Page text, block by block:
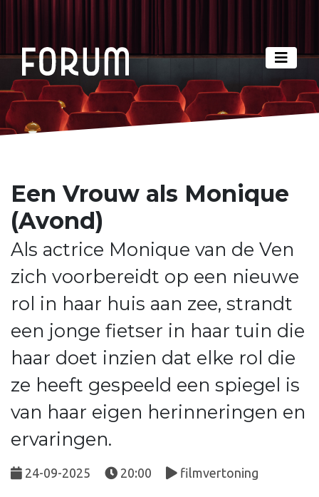
Een Vrouw als Monique
(Avond)
Als actrice Monique van de Ven
zich voorbereidt op een nieuwe
rol in haar huis aan zee, strandt
een jonge fietser in haar tuin die
haar doet inzien dat elke rol die
ze heeft gespeeld een spiegel is
van haar eigen herinneringen en
ervaringen.
24-09-2025 20:00 filmvertoning